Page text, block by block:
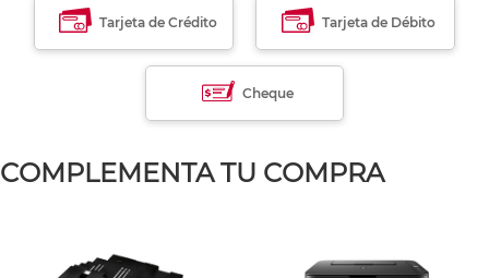
Tarjeta de Crédito Tarjeta de Débito
Cheque
COMPLEMENTA TU COMPRA